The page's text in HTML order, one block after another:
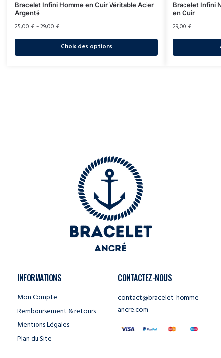
Bracelet Infini Homme en Cuir Véritable Acier
Argenté
25,00 €–29,00 €
Choix des options
Bracelet Infini
en Cuir
29,00 €
INFORMATIONS
Mon Compte
Remboursement & retours
Mentions Légales
Plan du Site
CONTACTEZ-NOUS
contact@bracelet-homme-
ancre.com